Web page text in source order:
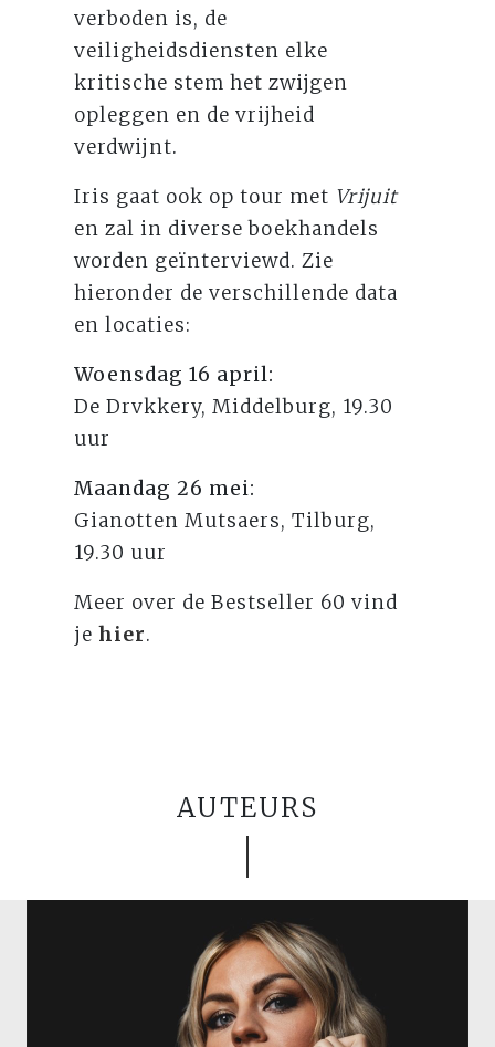
verboden is, de
veiligheidsdiensten elke
kritische stem het zwijgen
opleggen en de vrijheid
verdwijnt.
Iris gaat ook op tour met Vrijuit
en zal in diverse boekhandels
worden geïnterviewd. Zie
hieronder de verschillende data
en locaties:
Woensdag 16 april:
De Drvkkery, Middelburg, 19.30
uur
Maandag 26 mei:
Gianotten Mutsaers, Tilburg,
19.30 uur
Meer over de Bestseller 60 vind
jehier.
AUTEURS